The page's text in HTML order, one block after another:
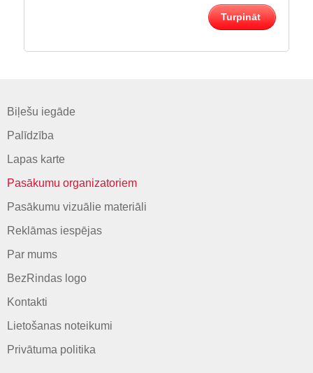
Turpināt
Biļešu iegāde
Palīdzība
Lapas karte
Pasākumu organizatoriem
Pasākumu vizuālie materiāli
Reklāmas iespējas
Par mums
BezRindas logo
Kontakti
Lietošanas noteikumi
Privātuma politika